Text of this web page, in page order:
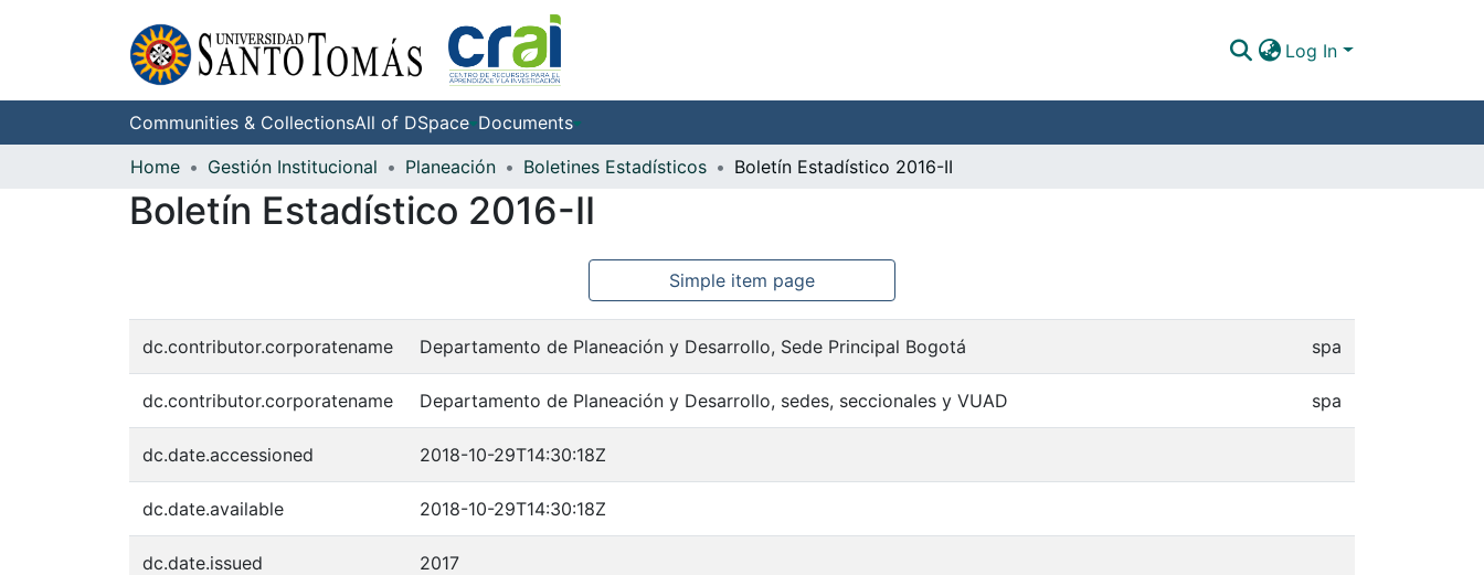
Log In
Communities & CollectionsAll of DSpace Documents
Home
Gestión Institucional Planeación Boletines Estadísticos Boletín Estadístico 2016-II
Boletín Estadístico 2016-II
Simple item page
dc.contributor.corporatename Departamento de Planeación y Desarrollo, Sede Principal Bogotá spa
dc.contributor.corporatename Departamento de Planeación y Desarrollo, sedes, seccionales y VUAD spa
dc.date.accessioned 2018-10-29T14:30:18Z
dc.date.available 2018-10-29T14:30:18Z
dc.date.issued 2017